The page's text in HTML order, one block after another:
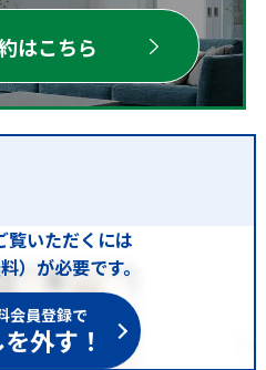
はこちら
覧いただくには
）が必要です。
会員登録で
外す！